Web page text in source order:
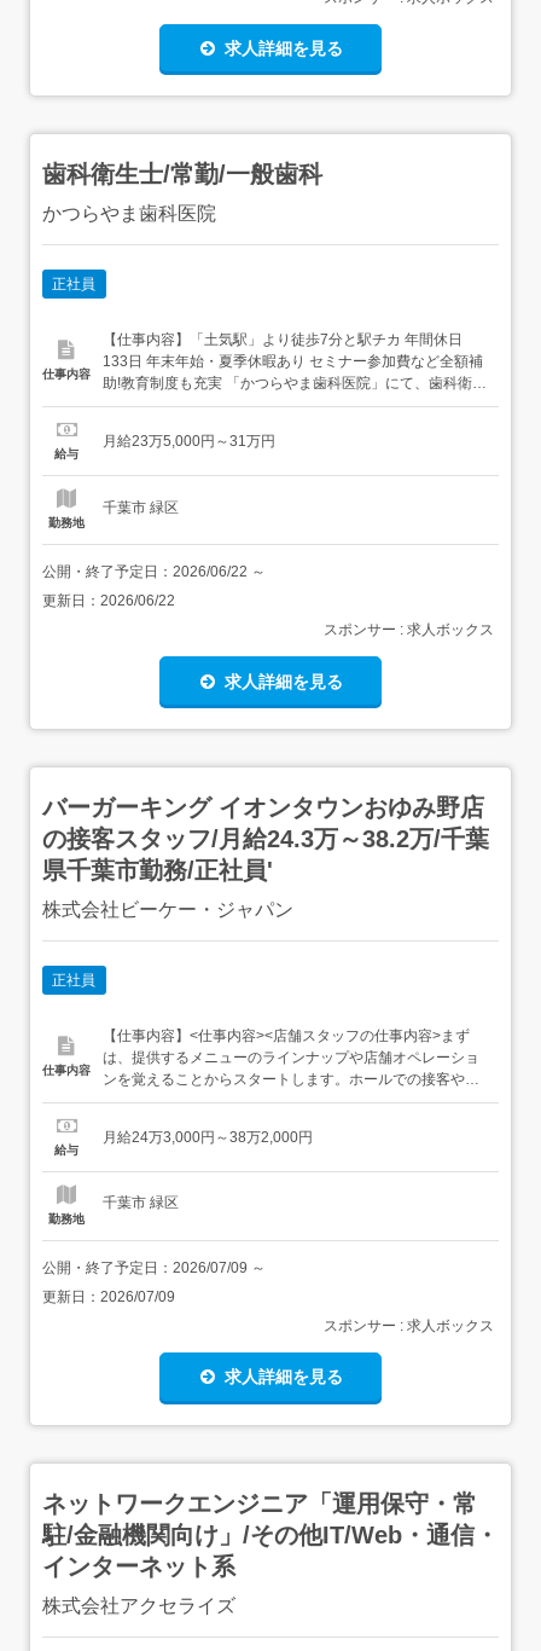
求人詳細を見る
歯科衛生士/常勤/一般歯科
かつらやま歯科医院
正社員
仕事内容
【仕事内容】「土気駅」より徒歩7分と駅チカ 年間休日
133日 年末年始・夏季休暇あり セミナー参加費など全額補
助!教育制度も充実 「かつらやま歯科医院」にて、歯科衛生
士を募集しています。『出来る限り痛みの少ない削らな
様に寄り添っていただける方大歓迎です!土気駅より徒歩7
給与
月給23万5,000円～31万円
勤務地
千葉市 緑区
公開・終了予定日： 2026/06/22 ～
更新日： 2026/06/22
スポンサー : 求人ボックス
求人詳細を見る
バーガーキング イオンタウンおゆみ野店
の接客スタッフ/月給24.3万～38.2万/千葉
県千葉市勤務/正社員'
株式会社ビーケー・ジャパン
正社員
仕事内容
【仕事内容】<仕事内容><店舗スタッフの仕事内容>まず
は、提供するメニューのラインナップや店舗オペレーショ
ンを覚えることからスタートします。ホールでの接客や、
レギュラーメニュー・限定メニューなどの調理にも関わり
られます。よりよいお店づくりのためのオペレーション改
給与
月給24万3,000円～38万2,000円
勤務地
千葉市 緑区
公開・終了予定日： 2026/07/09 ～
更新日： 2026/07/09
スポンサー : 求人ボックス
求人詳細を見る
ネットワークエンジニア「運用保守・常
駐/金融機関向け」/その他IT/Web・通信・
インターネット系
株式会社アクセライズ